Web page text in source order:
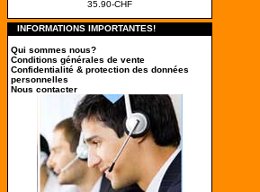
35.90-CHF
INFORMATIONS IMPORTANTES!
Qui sommes nous?
Conditions générales de vente
Confidentialité & protection des données
personnelles
Nous contacter